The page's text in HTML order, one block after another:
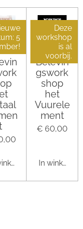
5
Deze
workshop
is al
voorbij.
Belevin
gswork
shop
het
Vuurele
ment
€ 60,00
In